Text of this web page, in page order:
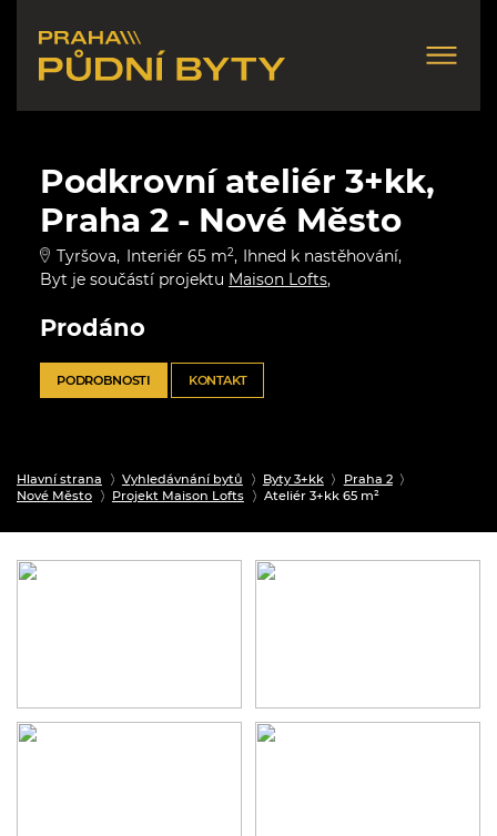
Hlavní strana Vyhledávnání bytů Byty 3+kk
Praha 2
Nové Město
Projekt Maison Lofts Ateliér 3+kk 65 m²
Podkrovní ateliér 3+kk,
Praha 2 - Nové Město
Tyršova Interiér 65 m2
Ihned k nastěhování
Byt je součástí projektu Maison Lofts
Prodáno
PODROBNOSTI KONTAKT